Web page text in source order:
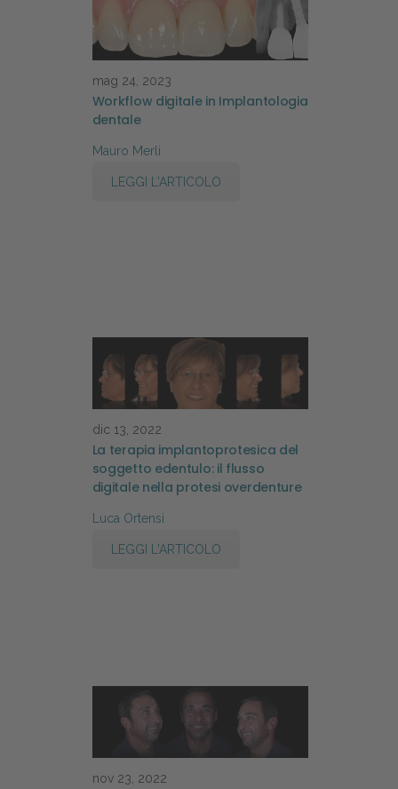
mag 24, 2023
Workflow digitale in Implantologia
dentale
Mauro Merli
LEGGI L'ARTICOLO
dic 13, 2022
La terapia implantoprotesica del
soggetto edentulo: il flusso
digitale nella protesi overdenture
Luca Ortensi
LEGGI L'ARTICOLO
nov 23, 2022